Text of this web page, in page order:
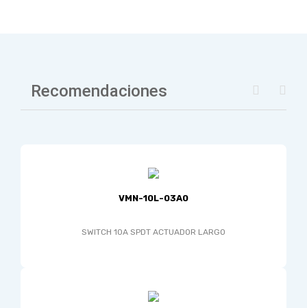
Recomendaciones
VMN-10L-03A0
SWITCH 10A SPDT ACTUADOR LARGO